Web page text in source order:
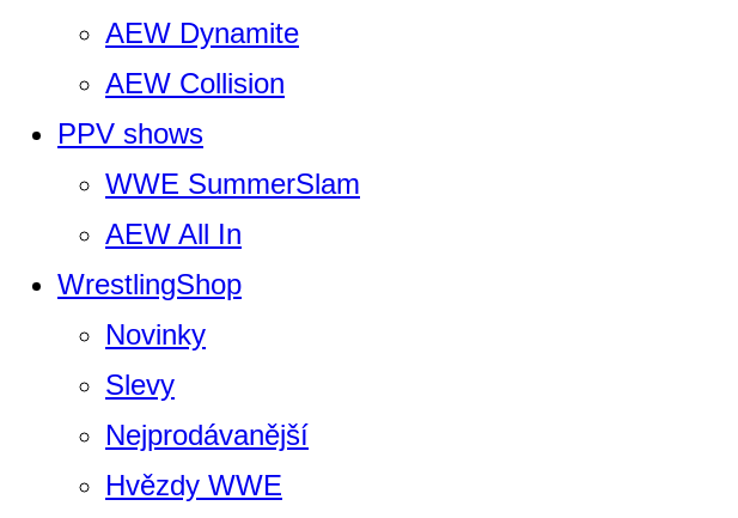
AEW Dynamite
AEW Collision
PPV shows
WWE SummerSlam
AEW All In
WrestlingShop
Novinky
Slevy
Nejprodávanější
Hvězdy WWE